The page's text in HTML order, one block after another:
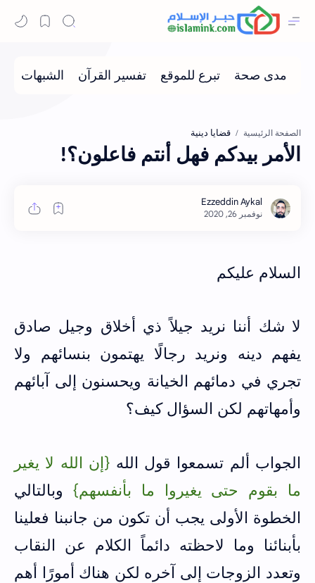
الصفحة الرئيسية قضايا دينية
الأمر بيدكم فهل أنتم فاعلون؟!
السلام عليكم
لا شك أننا نريد جيلاً ذي أخلاق وجيل صادق
يفهم دينه ونريد رجالًا يهتمون بنسائهم ولا
تجري في دمائهم الخيانة ويحسنون إلى آبائهم
وأمهاتهم لكن السؤال كيف؟
الجواب ألم تسمعوا قول الله {إن الله لا يغير
ما بقوم حتى يغيروا ما بأنفسهم} وبالتالي
الخطوة الأولى يجب أن تكون من جانبنا فعلينا
بأبنائنا وما لاحظته دائماً الكلام عن النقاب
وتعدد الزوجات إلى آخره لكن هناك أمورًا أهم